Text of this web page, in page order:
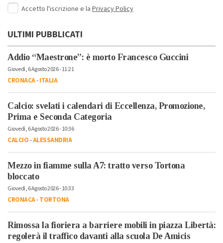
Accetto l'iscrizione e la Privacy Policy
ULTIMI PUBBLICATI
Addio “Maestrone”: è morto Francesco Guccini
Giovedì, 6 Agosto 2026 - 11:21
CRONACA-ITALIA
Calcio: svelati i calendari di Eccellenza, Promozione,
Prima e Seconda Categoria
Giovedì, 6 Agosto 2026 - 10:36
CALCIO-ALESSANDRIA
Mezzo in fiamme sulla A7: tratto verso Tortona
bloccato
Giovedì, 6 Agosto 2026 - 10:33
CRONACA-TORTONA
Rimossa la fioriera a barriere mobili in piazza Libertà:
regolerà il traffico davanti alla scuola De Amicis